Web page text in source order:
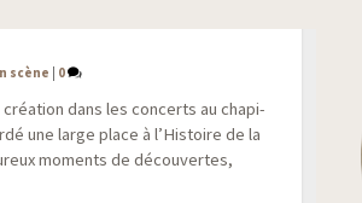
scène 0
dans les concerts au cha­pi­
une large place à l’Histoire de la
moments de décou­vertes,